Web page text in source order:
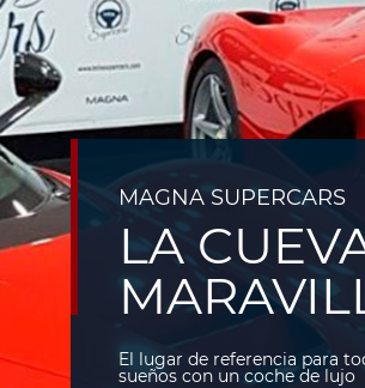
MAGNA SUPERCARS
LA
El lugar de referencia para
sueños con un coche de lujo